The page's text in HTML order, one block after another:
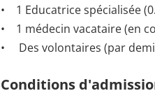
• 1 Educatrice spécialisée
• 1 médecin vacataire (en
• Des volontaires (par
Conditions